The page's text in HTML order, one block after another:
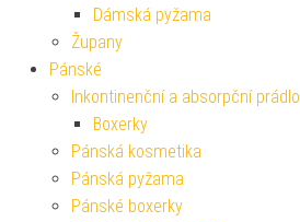
Dámská pyžama
Župany
Pánské
Inkontinenční a absorpční prádlo
Boxerky
Pánská kosmetika
Pánská pyžama
Pánské boxerky